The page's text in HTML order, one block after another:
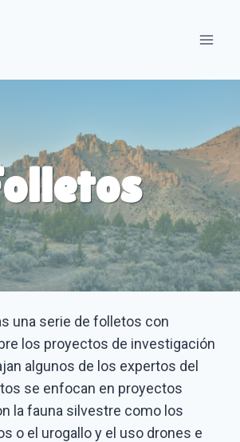
una serie de folletos con
los proyectos de investigación
algunos de los expertos del
se enfocan en proyectos
la fauna silvestre como los
o el urogallo y el uso drones e